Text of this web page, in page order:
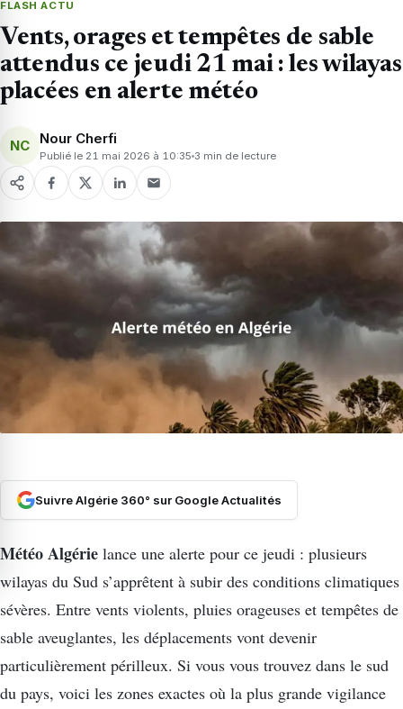
FLASH ACTU
Vents, orages et tempêtes de sable
attendus ce jeudi 21 mai : les wilayas
placées en alerte météo
NC Nour Cherfi
Publié le 21 mai 2026 à 10:35 3 min de lecture
Suivre Algérie 360° sur Google Actualités
Météo Algérie lance une alerte pour ce jeudi : plusieurs
wilayas du Sud s’apprêtent à subir des conditions climatiques
sévères. Entre vents violents, pluies orageuses et tempêtes de
sable aveuglantes, les déplacements vont devenir
particulièrement périlleux. Si vous vous trouvez dans le sud
du pays, voici les zones exactes où la plus grande vigilance